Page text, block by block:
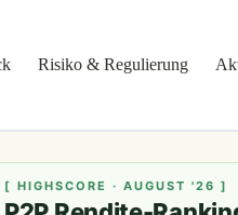
Risiko & Regulierung
[ HIGHSCORE · AUGUST '26 ]